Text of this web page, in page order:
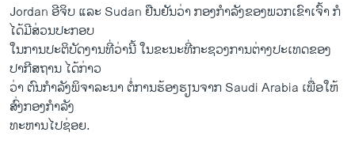
Jordan ອີຈິບ ແລະ Sudan ຢືນຢັນວ່າ ກອງກຳລັງຂອງພວກເຂົາເຈົ້າ ກໍ
ໄດ້ມີສ່ວນປະກອບ
ໃນການປະຕິບັດງານທີ່ວ່ານີ້ ໃນຂະນະທີ່ກະຊວງການຕ່າງປະເທດຂອງ
ປາກີສຖານ ໄດ້ກ່າວ
ວ່າ ຕົນກຳລັງພິຈາລະນາ ຕໍ່ການຮ້ອງຮຽນຈາກ Saudi Arabia ເພື່ອໃຫ້
ສົ່ງກອງກຳລັງ
ທະຫານໄປຊ່ອຍ.